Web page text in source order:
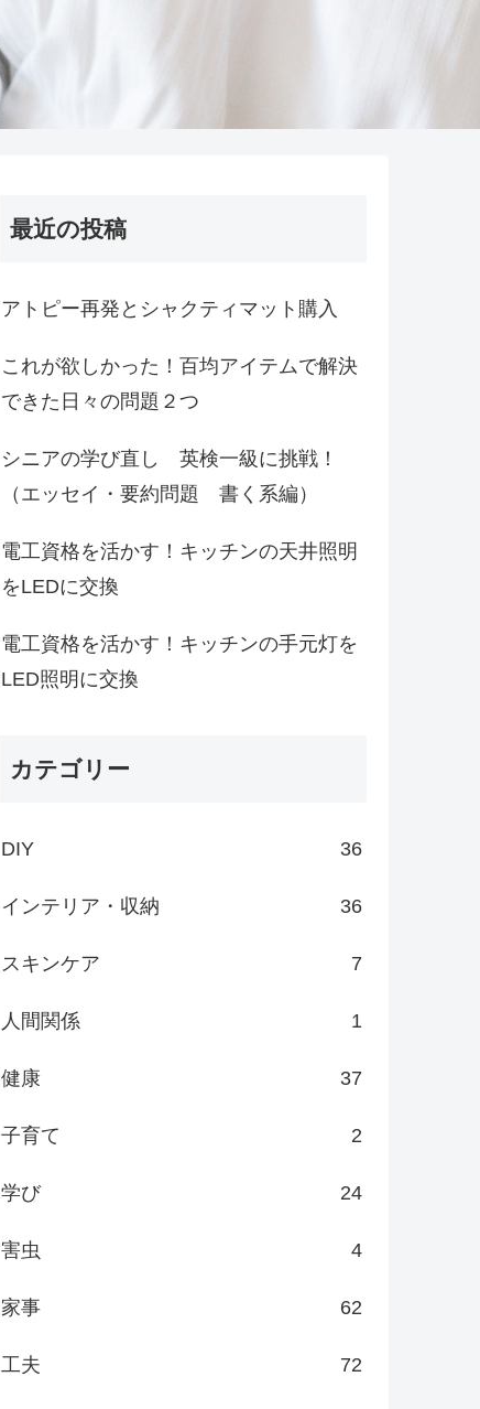
最近の投稿
アトピー再発とシャクティマット購入
これが欲しかった！百均アイテムで解決
できた日々の問題２つ
シニアの学び直し 英検一級に挑戦！
（エッセイ・要約問題 書く系編）
電工資格を活かす！キッチンの天井照明
をLEDに交換
電工資格を活かす！キッチンの手元灯を
LED照明に交換
カテゴリー
DIY 36
インテリア・収納 36
スキンケア 7
人間関係 1
健康 37
子育て 2
学び 24
害虫 4
家事 62
工夫 72